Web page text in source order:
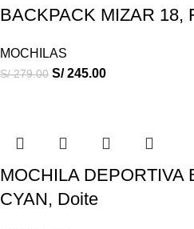
BACKPACK MIZAR 18,
MOCHILAS
S/279.00 S/245.00
MOCHILA DEPORTIVA
CYAN, Doite